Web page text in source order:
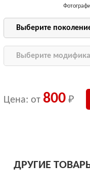
Цена: от 800 ₽
ДРУГИЕ